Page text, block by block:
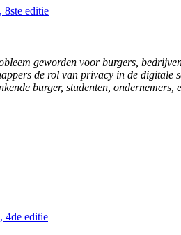
8ste editie
geworden voor burgers,
de rol van privacy in de digitale
burger, studenten, ondernemers,
4de editie